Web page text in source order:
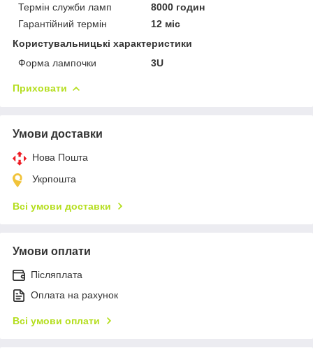
Термін служби ламп
8000 годин
Гарантійний термін
12 міс
Користувальницькі характеристики
Форма лампочки
3U
Приховати
Умови доставки
Нова Пошта
Укрпошта
Всі умови доставки
Умови оплати
Післяплата
Оплата на рахунок
Всі умови оплати